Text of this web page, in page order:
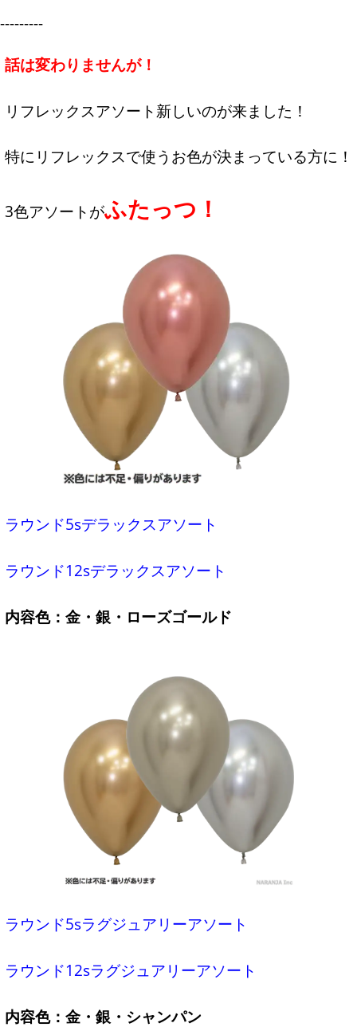
---------
話は変わりませんが！
リフレックスアソート新しいのが来ました！
特にリフレックスで使うお色が決まっている方に！
3色アソートがふたっつ！
ラウンド5sデラックスアソート
ラウンド12sデラックスアソート
内容色：金・銀・ローズゴールド
ラウンド5sラグジュアリーアソート
ラウンド12sラグジュアリーアソート
内容色：金・銀・シャンパン